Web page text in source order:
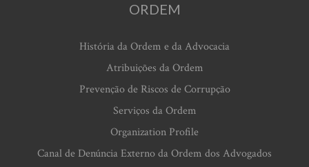
ORDEM
História da Ordem e da Advocacia
Atribuições da Ordem
Prevenção de Riscos de Corrupção
Serviços da Ordem
Organization Profile
Canal de Denúncia Externo da Ordem dos Advogados